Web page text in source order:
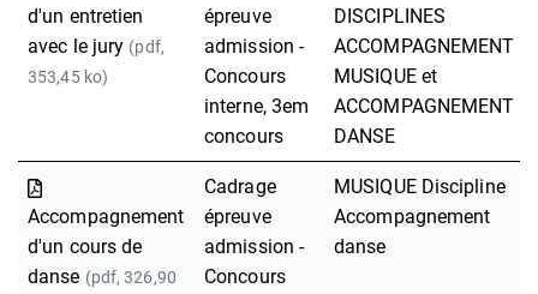
d'un entretien
avec le jury (pdf,
353,45 ko)
épreuve
admission -
Concours
interne, 3em
concours
DISCIPLINES
ACCOMPAGNEMENT
MUSIQUE et
ACCOMPAGNEMENT
DANSE
Accompagnement
d'un cours de
danse (pdf, 326,90
Cadrage
épreuve
admission -
Concours
MUSIQUE Discipline
Accompagnement
danse